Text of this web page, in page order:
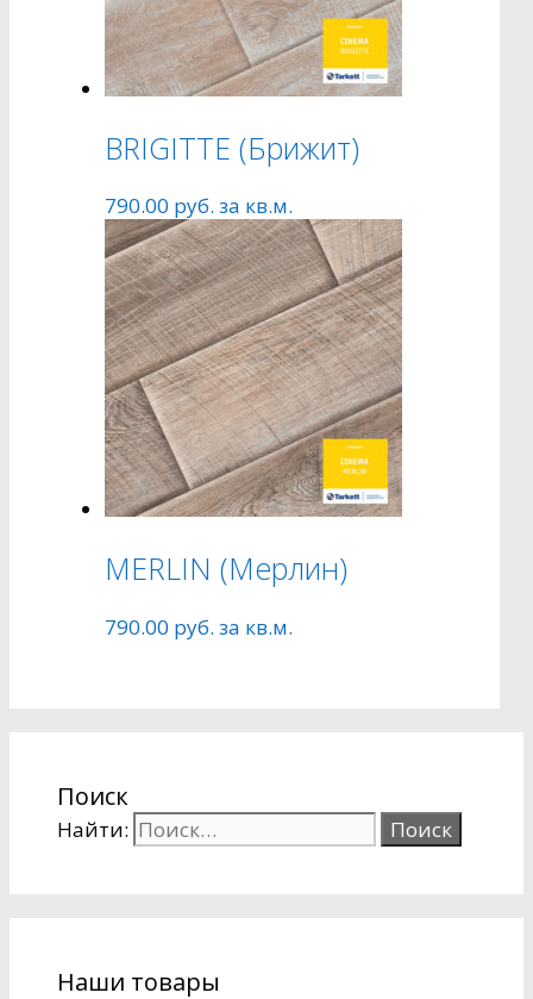
BRIGITTE (Брижит)
790.00 руб. за кв.м.
MERLIN (Mерлин)
790.00 руб. за кв.м.
Поиск
Найти:
Наши товары